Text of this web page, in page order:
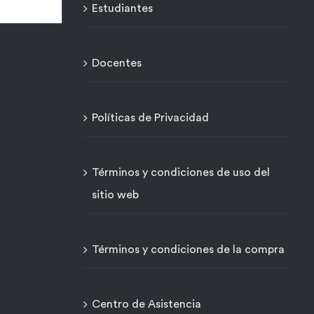
Estudiantes
Docentes
Políticas de Privacidad
Términos y condiciones de uso del
sitio web
Términos y condiciones de la compra
Centro de Asistencia